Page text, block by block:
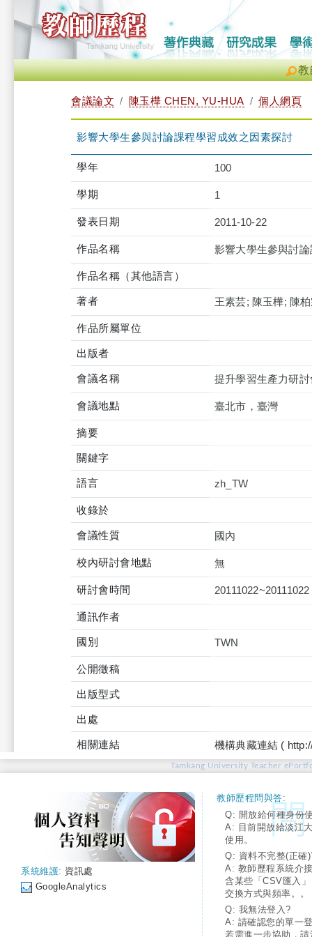
教
會議論文 陳玉樺 CHEN, YU-HUA 個人網頁
影響大學生參與討論課程學習成效之因素探討
學年 100
學期 1
發表日期 2011-10-22
作品名稱 影響大學生參與討
作品名稱（其他語言）
著者 王素芸; 陳玉樺; 陳
作品所屬單位
出版者
會議名稱 提升學習生產力研
會議地點 臺北市，臺灣
摘要
關鍵字
語言 zh_TW
收錄於
會議性質 國內
校內研討會地點 無
研討會時間 20111022~20111022
通訊作者
國別 TWN
公開徵稿
出版型式
出處
相關連結 機構典藏連結 (
Tamkang University Teacher
系統維護: 資訊處
GoogleAnalytics
教師歷程問與答:
Q: 開放給何種身份
A: 目前開放給淡江
使用。
Q: 資料不完整(正確
A: 教師歷程系統介
含某些「CSV匯入
交換方式與頻率。。
Q: 我無法登入?
A: 請確認您的單一
若需進一步協助，